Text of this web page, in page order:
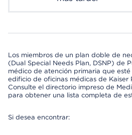
Los miembros de un plan doble de
(Dual Special Needs Plan, DSNP) de
médico de atención primaria que
edificio de oficinas médicas de Kaiser
Consulte el directorio impreso de
para obtener una lista completa de
Si desea encontrar: